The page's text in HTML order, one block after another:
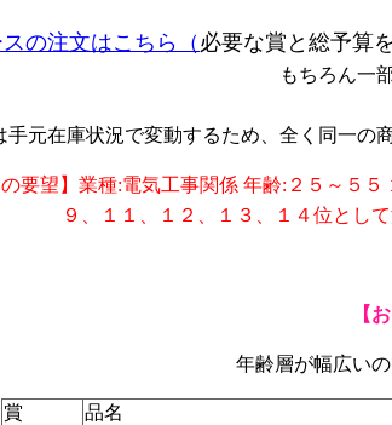
の注文はこちら（ 必要な賞と総予算
一部商品指定頂い
手元在庫状況で変動するため、全く同一の
の要望】業種:電気工事関係 年齢:２５～５
９、１１、１２、１３、１４位とし
【
年齢層が幅広い
賞 品名